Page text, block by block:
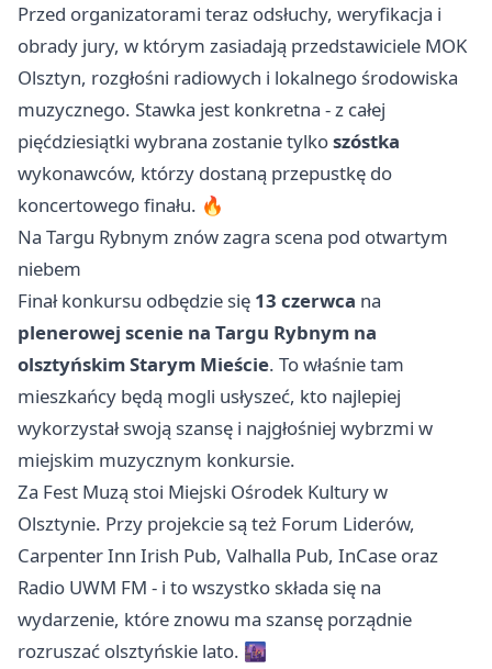
Przed organizatorami teraz odsłuchy, weryfikacja i
obrady jury, w którym zasiadają przedstawiciele MOK
Olsztyn, rozgłośni radiowych i lokalnego środowiska
muzycznego. Stawka jest konkretna - z całej
pięćdziesiątki wybrana zostanie tylkoszóstka
wykonawców, którzy dostaną przepustkę do
koncertowego finału. 🔥
Na Targu Rybnym znów zagra scena pod otwartym
niebem
Finał konkursu odbędzie się 13 czerwca na
plenerowej scenie na Targu Rybnym na
olsztyńskim Starym Mieście. To właśnie tam
mieszkańcy będą mogli usłyszeć, kto najlepiej
wykorzystał swoją szansę i najgłośniej wybrzmi w
miejskim muzycznym konkursie.
Za Fest Muzą stoi Miejski Ośrodek Kultury w
Olsztynie. Przy projekcie są też Forum Liderów,
Carpenter Inn Irish Pub, Valhalla Pub, InCase oraz
Radio UWM FM - i to wszystko składa się na
wydarzenie, które znowu ma szansę porządnie
rozruszać olsztyńskie lato. 🌆